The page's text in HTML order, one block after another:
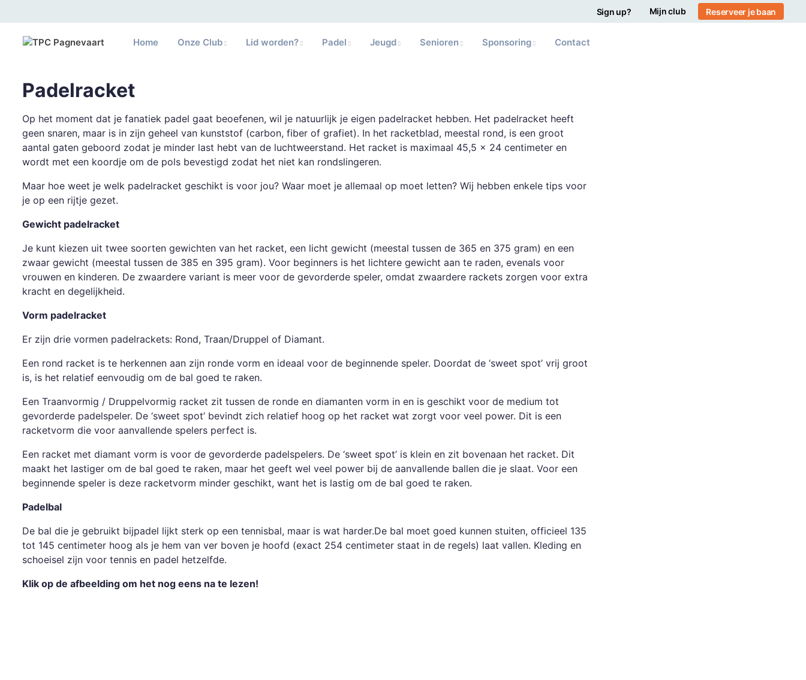
Sign up? Mijn club Reserveer je baan
Home Onze Club Lid worden? Padel Jeugd Senioren Sponsoring Contact
Padelracket
Op het moment dat je fanatiek padel gaat beoefenen, wil je natuurlijk je eigen padelracket hebben. Het padelracket heeft
geen snaren, maar is in zijn geheel van kunststof (carbon, fiber of grafiet). In het racketblad, meestal rond, is een groot
aantal gaten geboord zodat je minder last hebt van de luchtweerstand. Het racket is maximaal 45,5 x 24 centimeter en
wordt met een koordje om de pols bevestigd zodat het niet kan rondslingeren.
Maar hoe weet je welk padelracket geschikt is voor jou? Waar moet je allemaal op moet letten? Wij hebben enkele tips voor
je op een rijtje gezet.
Gewicht padelracket
Je kunt kiezen uit twee soorten gewichten van het racket, een licht gewicht (meestal tussen de 365 en 375 gram) en een
zwaar gewicht (meestal tussen de 385 en 395 gram). Voor beginners is het lichtere gewicht aan te raden, evenals voor
vrouwen en kinderen. De zwaardere variant is meer voor de gevorderde speler, omdat zwaardere rackets zorgen voor extra
kracht en degelijkheid.
Vorm padelracket
Er zijn drie vormen padelrackets: Rond, Traan/Druppel of Diamant.
Een rond racket is te herkennen aan zijn ronde vorm en ideaal voor de beginnende speler. Doordat de ‘sweet spot’ vrij groot
is, is het relatief eenvoudig om de bal goed te raken.
Een Traanvormig / Druppelvormig racket zit tussen de ronde en diamanten vorm in en is geschikt voor de medium tot
gevorderde padelspeler. De ‘sweet spot’ bevindt zich relatief hoog op het racket wat zorgt voor veel power. Dit is een
racketvorm die voor aanvallende spelers perfect is.
Een racket met diamant vorm is voor de gevorderde padelspelers. De ‘sweet spot’ is klein en zit bovenaan het racket. Dit
maakt het lastiger om de bal goed te raken, maar het geeft wel veel power bij de aanvallende ballen die je slaat. Voor een
beginnende speler is deze racketvorm minder geschikt, want het is lastig om de bal goed te raken.
Padelbal
De bal die je gebruikt bijpadel lijkt sterk op een tennisbal, maar is wat harder.De bal moet goed kunnen stuiten, officieel 135
tot 145 centimeter hoog als je hem van ver boven je hoofd (exact 254 centimeter staat in de regels) laat vallen. Kleding en
schoeisel zijn voor tennis en padel hetzelfde.
Klik op de afbeelding om het nog eens na te lezen!